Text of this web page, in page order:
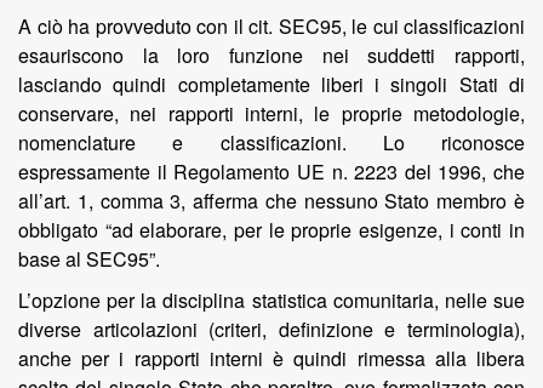
A ciò ha provveduto con il cit. SEC95, le cui classificazioni
esauriscono la loro funzione nei suddetti rapporti,
lasciando quindi completamente liberi i singoli Stati di
conservare, nei rapporti interni, le proprie metodologie,
nomenclature e classificazioni. Lo riconosce
espressamente il Regolamento UE n. 2223 del 1996, che
all’art. 1, comma 3, afferma che nessuno Stato membro è
obbligato “ad elaborare, per le proprie esigenze, i conti in
base al SEC95”.
L’opzione per la disciplina statistica comunitaria, nelle sue
diverse articolazioni (criteri, definizione e terminologia),
anche per i rapporti interni è quindi rimessa alla libera